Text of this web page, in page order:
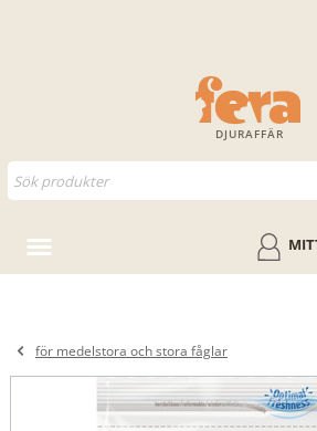
DJURAFFÄR
för medelstora och stora fåglar